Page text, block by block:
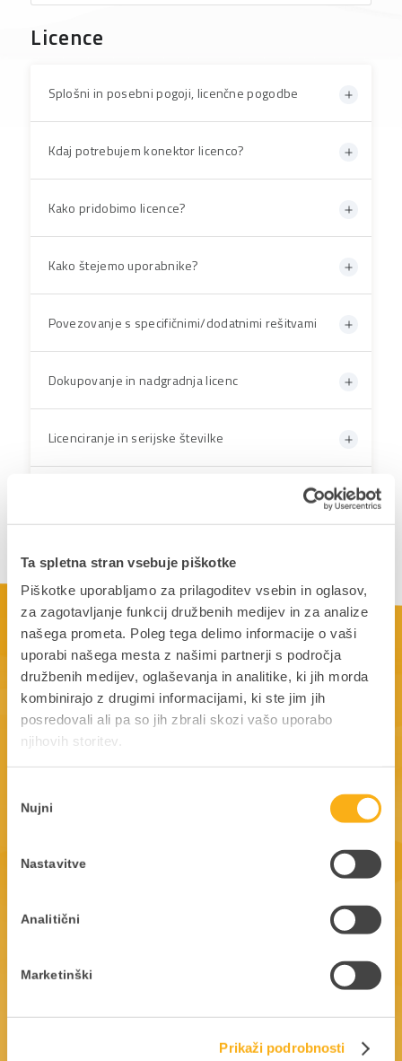
Ta spletna stran vsebuje piškotke
Piškotke uporabljamo za prilagoditev vsebin in oglasov,
za zagotavljanje funkcij družbenih medijev in za analize
našega prometa. Poleg tega delimo informacije o vaši
uporabi našega mesta z našimi partnerji s področja
družbenih medijev, oglaševanja in analitike, ki jih morda
kombinirajo z drugimi informacijami, ki ste jim jih
posredovali ali pa so jih zbrali skozi vašo uporabo
njihovih storitev.
soglasja
Nujni
Nastavitve
Analitični
Marketinški
Prikaži podrobnosti
VPRAŠANJA
GRADIVA
STRANI
Licence
Splošni in posebni pogoji, licenčne pogodbe
Kdaj potrebujem konektor licenco?
Kako pridobimo licence?
Kako štejemo uporabnike?
Povezovanje s specifičnimi/dodatnimi rešitvami
Dokupovanje in nadgradnja licenc
Licenciranje in serijske številke
Kaj pomeni mesečni najem licence?
Kaj pomeni nakup licence?
KONEKTOR LICENCE
Kaj so Konektor licence in kdaj jih potrebujem?
Ste pripravljeni, da skupaj začnemo
V kolikor niste našli odgovorov na svoja vprašanja, se
PANTHEON uporabniki pa lahko pobrskate tudi po
01 252 89 11